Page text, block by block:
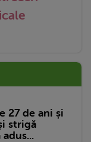
27 de ani și
strigă